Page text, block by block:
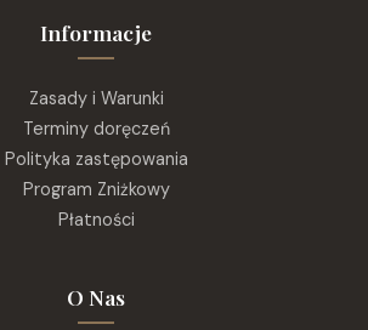
Informacje
Zasady i Warunki
Terminy doręczeń
Polityka zastępowania
Program Zniżkowy
Płatności
O Nas